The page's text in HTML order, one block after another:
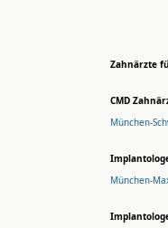
Zahnärzte
CMD
München-
München-